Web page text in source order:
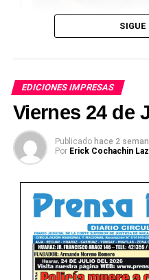
SIGUE
EDICIONES IMPRESAS
Viernes 24 de
Publicado hace 2
Por Erick Cochachin